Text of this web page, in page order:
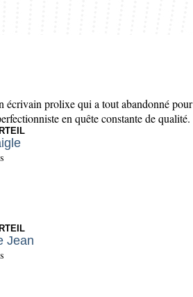
prolixe qui a tout abandonné
en quête constante de qualité.
Jean